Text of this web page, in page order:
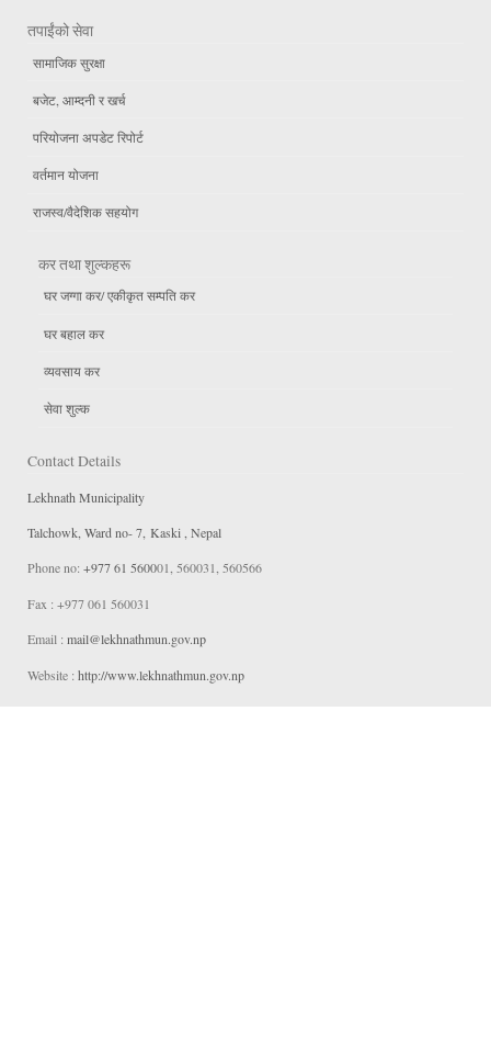
तपाईंको सेवा
सामाजिक सुरक्षा
बजेट, आम्दनी र खर्च
परियोजना अपडेट रिपोर्ट
वर्तमान योजना
राजस्व/वैदेशिक सहयोग
कर तथा शुल्कहरू
घर जग्गा कर/ एकीकृत सम्पति कर
घर बहाल कर
व्यवसाय कर
सेवा शुल्क
Contact Details
Lekhnath Municipality
Talchowk, Ward no- 7, Kaski , Nepal
Phone no: +977 61 560001, 560031, 560566
Fax : +977 061 560031
Email : mail@lekhnathmun.gov.np
Website : http://www.lekhnathmun.gov.np